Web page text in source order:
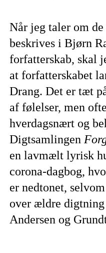
Når jeg taler om
beskrives i Bjørn
forfatterskab, skal
at forfatterskabet
Drang. Det er tæt
af følelser, men
hverdagsnært og
Digtsamlingen
en lavmælt lyrisk
corona-dagbog,
er nedtonet,
over ældre
Andersen og